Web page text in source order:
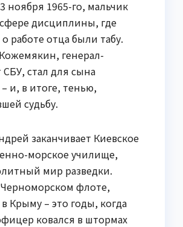
ноября 1965-го, мальчик
дисциплины, где
работе отца были табу.
генерал-
стал для сына
и, в итоге, тенью,
судьбу.
заканчивает Киевское
морское училище,
мир разведки.
флоте,
Крыму – это годы, когда
ковался в штормах